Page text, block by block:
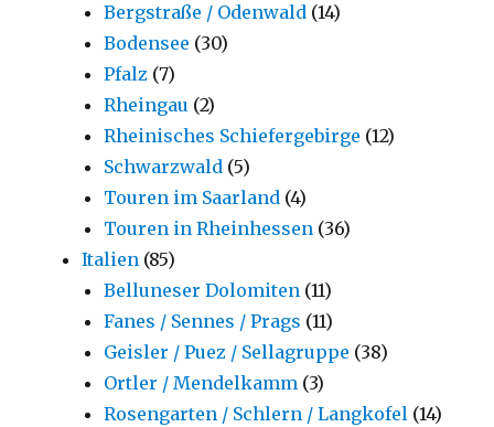
Bergstraße / Odenwald (14)
Bodensee (30)
Pfalz (7)
Rheingau (2)
Rheinisches Schiefergebirge (12)
Schwarzwald (5)
Touren im Saarland (4)
Touren in Rheinhessen (36)
Italien (85)
Belluneser Dolomiten (11)
Fanes / Sennes / Prags (11)
Geisler / Puez / Sellagruppe (38)
Ortler / Mendelkamm (3)
Rosengarten / Schlern / Langkofel (14)